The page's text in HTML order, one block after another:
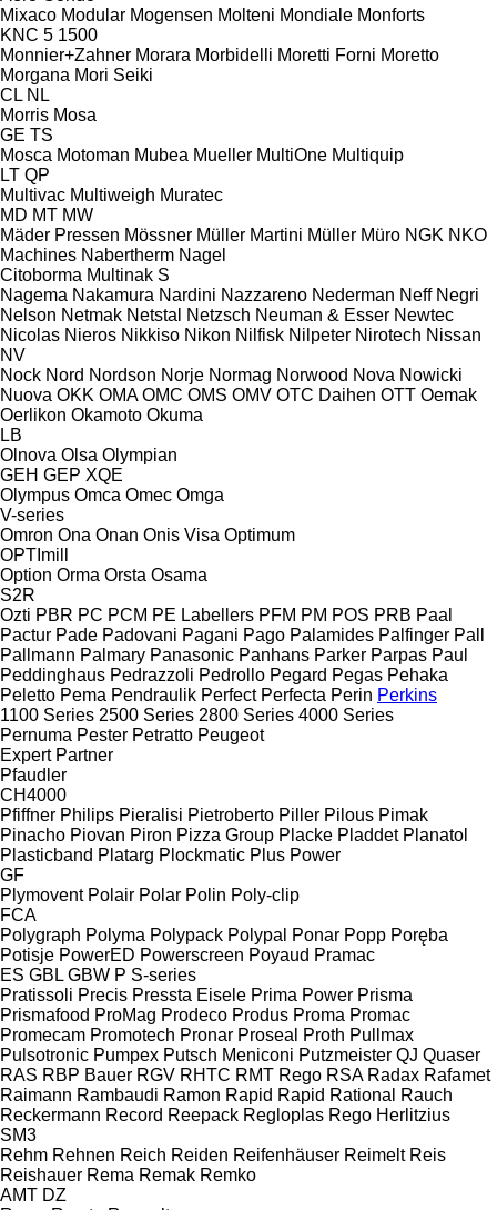
Mixaco Modular Mogensen Molteni Mondiale Monforts
KNC 5 1500
Monnier+Zahner Morara Morbidelli Moretti Forni Moretto
Morgana Mori Seiki
CL NL
Morris Mosa
GE TS
Mosca Motoman Mubea Mueller MultiOne Multiquip
LT QP
Multivac Multiweigh Muratec
MD MT MW
Mäder Pressen Mössner Müller Martini Müller Müro NGK NKO
Machines Nabertherm Nagel
Citoborma Multinak S
Nagema Nakamura Nardini Nazzareno Nederman Neff Negri
Nelson Netmak Netstal Netzsch Neuman & Esser Newtec
Nicolas Nieros Nikkiso Nikon Nilfisk Nilpeter Nirotech Nissan
NV
Nock Nord Nordson Norje Normag Norwood Nova Nowicki
Nuova OKK OMA OMC OMS OMV OTC Daihen OTT Oemak
Oerlikon Okamoto Okuma
LB
Olnova Olsa Olympian
GEH GEP XQE
Olympus Omca Omec Omga
V-series
Omron Ona Onan Onis Visa Optimum
OPTImill
Option Orma Orsta Osama
S2R
Ozti PBR PC PCM PE Labellers PFM PM POS PRB Paal
Pactur Pade Padovani Pagani Pago Palamides Palfinger Pall
Pallmann Palmary Panasonic Panhans Parker Parpas Paul
Peddinghaus Pedrazzoli Pedrollo Pegard Pegas Pehaka
Peletto Pema Pendraulik Perfect Perfecta Perin Perkins
1100 Series 2500 Series 2800 Series 4000 Series
Pernuma Pester Petratto Peugeot
Expert Partner
Pfaudler
CH4000
Pfiffner Philips Pieralisi Pietroberto Piller Pilous Pimak
Pinacho Piovan Piron Pizza Group Placke Pladdet Planatol
Plasticband Platarg Plockmatic Plus Power
GF
Plymovent Polair Polar Polin Poly-clip
FCA
Polygraph Polyma Polypack Polypal Ponar Popp Poręba
Potisje PowerED Powerscreen Poyaud Pramac
ES GBL GBW P S-series
Pratissoli Precis Pressta Eisele Prima Power Prisma
Prismafood ProMag Prodeco Produs Proma Promac
Promecam Promotech Pronar Proseal Proth Pullmax
Pulsotronic Pumpex Putsch Meniconi Putzmeister QJ Quaser
RAS RBP Bauer RGV RHTC RMT Rego RSA Radax Rafamet
Raimann Rambaudi Ramon Rapid Rapid Rational
Rauch
Reckermann Record Reepack Regloplas Rego Herlitzius
SM3
Rehm Rehnen Reich Reiden Reifenhäuser Reimelt Reis
Reishauer Rema Remak Remko
AMT DZ